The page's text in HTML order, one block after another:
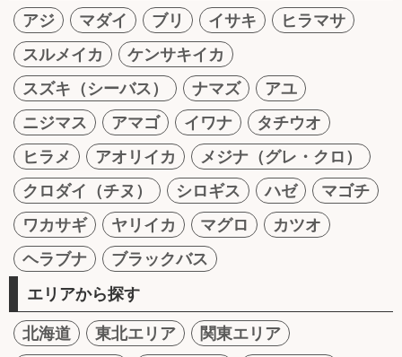
アジ マダイ ブリ イサキ
ヒラマサ
スルメイカ
ケンサキイカ
スズキ（シーバス）
ナマズ
アユ
ニジマス
アマゴ イワナ
タチウオ
ヒラメ
アオリイカ
メジナ（グレ・クロ）
クロダイ（チヌ）
シロギス ハゼ
マゴチ
ワカサギ
ヤリイカ マグロ
カツオ
ヘラブナ
ブラックバス
エリアから探す
北海道 東北エリア
関東エリア